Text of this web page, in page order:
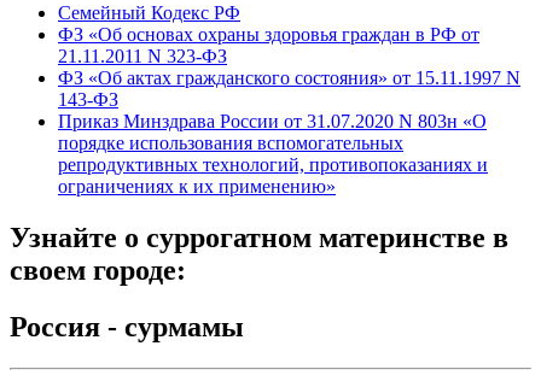
Семейный Кодекс РФ
ФЗ «Об основах охраны здоровья граждан в РФ от
21.11.2011 N 323-ФЗ
ФЗ «Об актах гражданского состояния» от 15.11.1997 N
143-ФЗ
Приказ Минздрава России от 31.07.2020 N 803н «О
порядке использования вспомогательных
репродуктивных технологий, противопоказаниях и
ограничениях к их применению»
Узнайте о суррогатном материнстве в
своем городе:
Россия - сурмамы